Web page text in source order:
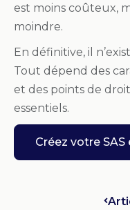
est moins coûteux,
moindre.
En définitive, il
Tout dépend des
et des points de
essentiels.
Créez votre SAS